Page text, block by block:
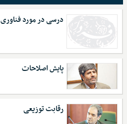
درسی در مورد فناوری
پایش اصلاحات
رقابت توزیعی